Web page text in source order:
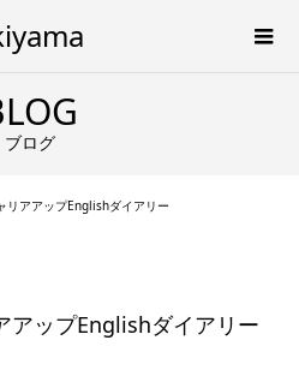
ブログ
リアアップEnglishダイアリー
アップEnglishダイアリー